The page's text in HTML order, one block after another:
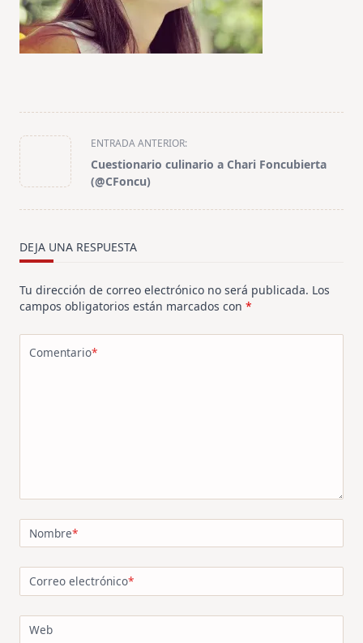
<span
class="nav-
subtitle
ENTRADA ANTERIOR:
Cuestionario culinario a Chari Foncubierta
(@CFoncu)
DEJA UNA RESPUESTA
Tu dirección de correo electrónico no será publicada. Los
campos obligatorios están marcados con *
Comentario*
Nombre*
Correo electrónico*
Web